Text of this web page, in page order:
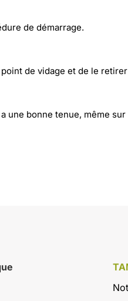
de démarrage.
de vidage et de le
une bonne tenue, même